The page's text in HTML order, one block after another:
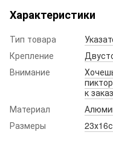
Характеристики
Тип товара
Крепление
Внимание
к
Материал
Размеры